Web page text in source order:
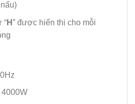
“H ” được hiển thị cho mỗi